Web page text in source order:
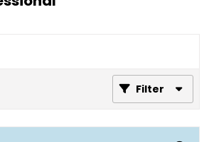
Filter